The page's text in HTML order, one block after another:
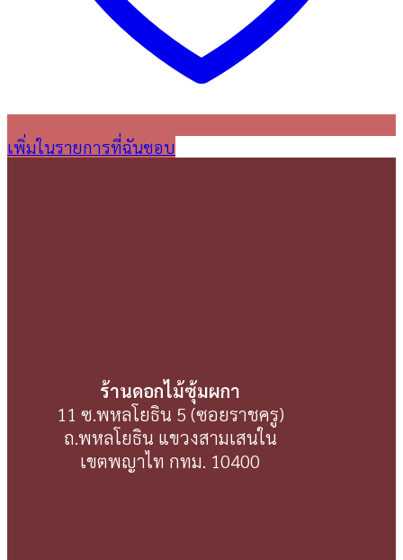
เพิ่มในรายการที่ฉันชอบ
ร้านดอกไม้ซุ้มผกา
11 ซ.พหลโยธิน 5 (ซอยราชครู)
ถ.พหลโยธิน แขวงสามเสนใน
เขตพญาไท กทม. 10400